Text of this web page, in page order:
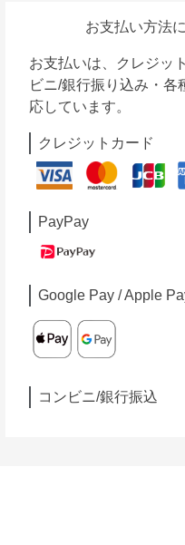
お支払い方法
お支払いは、クレジッ
ビニ/銀行振り込み・各
応しています。
クレジットカード
PayPay
Google Pay / Apple
コンビニ/銀行振込